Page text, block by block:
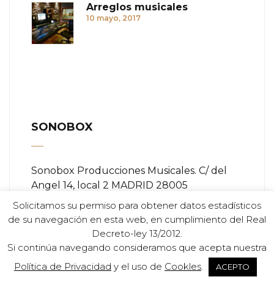
Arreglos musicales
10 mayo, 2017
SONOBOX
Sonobox Producciones Musicales. C/ del
Angel 14, local 2 MADRID 28005
Teléfono:+ (34) 91 366 84 11
Email: info@sonobox.es
Solicitamos su permiso para obtener datos estadísticos
de su navegación en esta web, en cumplimiento del Real
Decreto-ley 13/2012.
Si continúa navegando consideramos que acepta nuestra
Política de Privacidad y el uso de Cookles. ACEPTO